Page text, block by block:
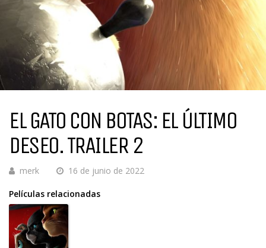
EL GATO CON BOTAS: EL ÚLTIMO
DESEO. TRAILER 2
merk 16 de junio de 2022
Películas relacionadas